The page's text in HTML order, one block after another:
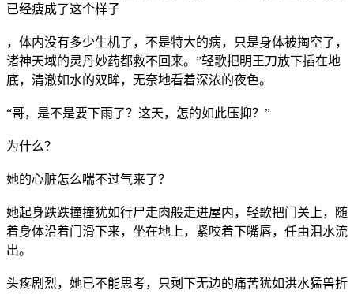
已经瘦成了这个样子
，体内没有多少生机了，不是特大的病，只是身体被掏空了，
诸神天域的灵丹妙药都救不回来。”轻歌把明王刀放下插在地
底，清澈如水的双眸，无奈地看着深浓的夜色。
“哥，是不是要下雨了？这天，怎的如此压抑？”
为什么？
她的心脏怎么喘不过气来了？
她起身跌跌撞撞犹如行尸走肉般走进屋内，轻歌把门关上，随
着身体沿着门滑下来，坐在地上，紧咬着下嘴唇，任由泪水流
出。
头疼剧烈，她已不能思考，只剩下无边的痛苦犹如洪水猛兽折